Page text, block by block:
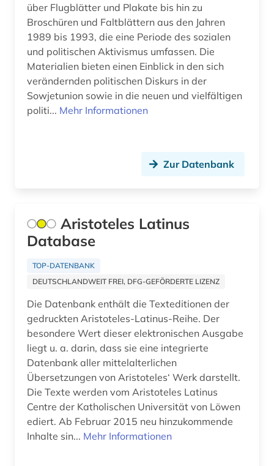
amtliche statistik (2)
amtliche veröffentlichung (1)
amts- und regierungsdokumente (1)
amtsblatt (11)
amtsdrucksache (14)
analysis (1)
analytische chemie (2)
anarchie (1)
anatomie (15)
anden (1)
angestellter (1)
angewandte chemie (1)
angewandte kinesiologie (1)
angewandte linguistik (1)
über Flugblätter und Plakate bis hin zu
Broschüren und Faltblättern aus den Jahren
1989 bis 1993, die eine Periode des sozialen
und politischen Aktivismus umfassen. Die
Materialien bieten einen Einblick in den sich
verändernden politischen Diskurs in der
Sowjetunion sowie in die neuen und vielfältigen
politi... Mehr Informationen
Zur Datenbank
Aristoteles Latinus
Database
TOP-DATENBANK
DEUTSCHLANDWEIT FREI, DFG-GEFÖRDERTE LIZENZ
Die Datenbank enthält die Texteditionen der
gedruckten Aristoteles-Latinus-Reihe. Der
besondere Wert dieser elektronischen Ausgabe
liegt u. a. darin, dass sie eine integrierte
Datenbank aller mittelalterlichen
Übersetzungen von Aristoteles‘ Werk darstellt.
Die Texte werden vom Aristoteles Latinus
Centre der Katholischen Universität von Löwen
ediert. Ab Februar 2015 neu hinzukommende
Inhalte sin... Mehr Informationen